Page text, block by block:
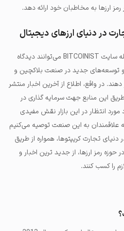
ارزها به مخاطبان خود ارائه دهد.
در دنیای ارزهای دیجیتال
سایت‌های خبری تخصصی از جمله سایت BITCOINIST می‌توانند دیدگاه
و توسعه‌های جدید در صنعت بلاکچین و
دهند. در واقع، اطلاع از آخرین اخبار منتشر
این منابع جهت سرمایه گذاری در
انتظار در این بازار نقش مفیدی
به این صنعت توصیه می‌کنیم
تجارت کریپتوها، همواره از طریق
رمز ارزها، از جدید ترین اخبار و
را کسب کنند.